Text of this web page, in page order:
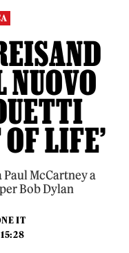
LIFE’
McCartney a
Bob Dylan
IT